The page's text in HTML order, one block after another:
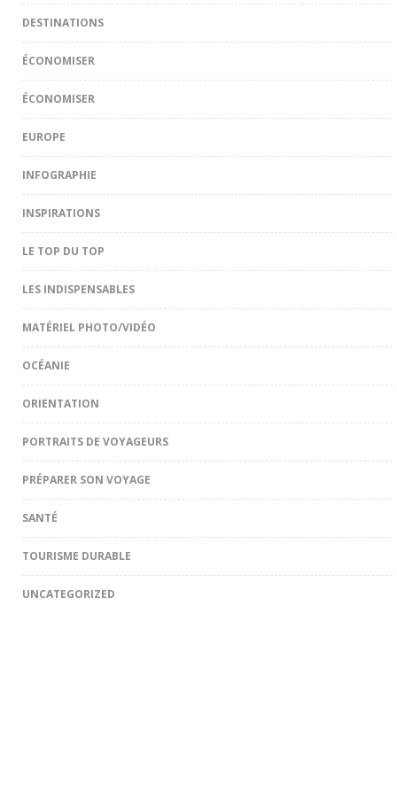
DESTINATIONS
ÉCONOMISER
ÉCONOMISER
EUROPE
INFOGRAPHIE
INSPIRATIONS
LE TOP DU TOP
LES INDISPENSABLES
MATÉRIEL PHOTO/VIDÉO
OCÉANIE
ORIENTATION
PORTRAITS DE VOYAGEURS
PRÉPARER SON VOYAGE
SANTÉ
TOURISME DURABLE
UNCATEGORIZED